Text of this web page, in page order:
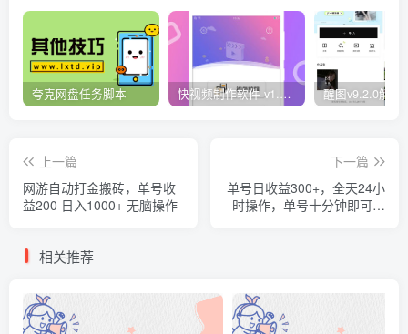
夸克网盘任务脚本 快视频制作软件 v1.1.1安卓版
上一篇
网游自动打金搬砖，单号收
益200 日入1000+ 无脑操作
下一篇
单号日收益300+，全天24小
时操作，单号十分钟即可完
相关推荐